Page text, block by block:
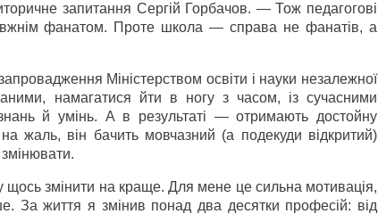
запитання Сергій Горбачов. — Тож педагогові
фанатом. Проте школа — справа не фанатів, а
Міністерством освіти і науки незалежної
намагатися йти в ногу з часом, із сучасними
й умінь. А в результаті — отримають достойну
жаль, він бачить мовчазний (а подекуди відкритий)
змінити на краще. Для мене це сильна мотивація,
За життя я змінив понад два десятки професій: від